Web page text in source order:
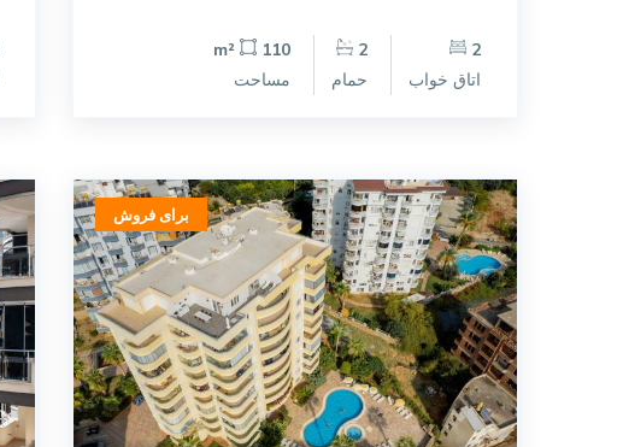
2
اتاق خواب
2
حمام
110 m²
مساحت
برای فروش